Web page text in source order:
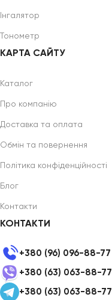
Інгалятор
Тонометр
КАРТА САЙТУ
Каталог
Про компанію
Доставка та оплата
Обмін та повернення
Політика конфіденційності
Блог
Контакти
КОНТАКТИ
+380 (96) 096-88-77
+380 (63) 063-88-77
+380 (63) 063-88-77